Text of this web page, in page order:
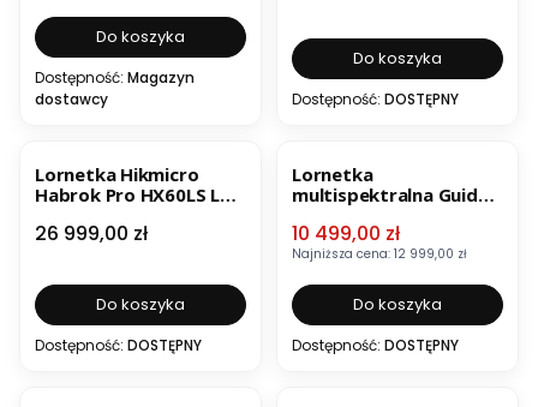
Do koszyka
Dostępność: Magazyn
dostawcy
Do koszyka
Dostępność: DOSTĘPNY
Lornetka Hikmicro
Habrok Pro HX60LS LRF
850/940 nm
Cena
26 999,00 zł
Do koszyka
Dostępność: DOSTĘPNY
Lornetka
multispektralna Guide
Cena promocyjna
10 499,00 zł
Najniższa cena: 12 999,00 zł
Do koszyka
Dostępność: DOSTĘPNY